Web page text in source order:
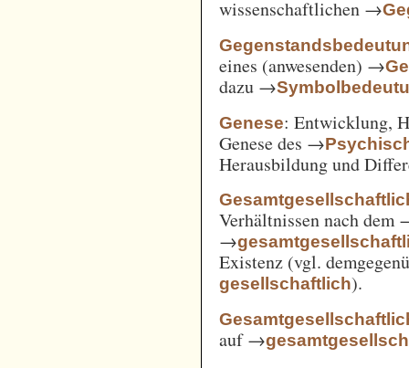
wissenschaftlichen →
eines (anwesenden) →
dazu →
Genese: Entwicklung,
Genese des →
Herausbildung und
Verhältnissen nach dem
→
Existenz (vgl.
gesellschaftlich).
auf →